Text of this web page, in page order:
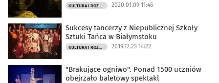
2020.01.09 11:46
Sukcesy tancerzy z Niepublicznej Szkoły
Sztuki Tańca w Białymstoku
2019.12.23 14:22
"Brakujące ogniwo". Ponad 1500 uczniów
obejrzało baletowy spektakl